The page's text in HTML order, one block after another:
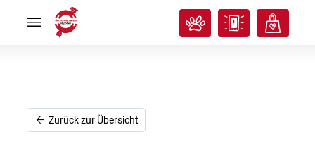
uns
Ich
will
uns
Ich
will
Zurück zur Übersicht